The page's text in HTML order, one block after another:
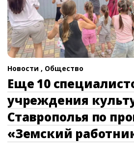
Новости , Общество
Еще 10
учреждения
Ставрополья по
«Земский